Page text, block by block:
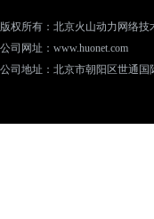
版权所有：北京火山动力网络技
公司网址：www.huonet.com
公司地址：北京市朝阳区世通国